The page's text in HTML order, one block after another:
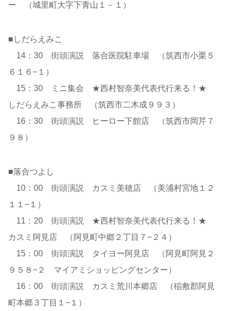
ー （城里町大字下青山１－１）
■しだらえみこ
14：30 街頭演説 落合医院駐車場 （筑西市小栗５
６１６−１）
15：30 ミニ集会 ★西村智奈美代表代行来る！★
しだらえみこ事務所 （筑西市二木成９９３）
16：30 街頭演説 ヒーロー下館店 （筑西市岡芹７
９８）
■落合つよし
10：00 街頭演説 カスミ美穂店 （美浦村宮地１２
１１−１）
11：20 街頭演説 ★西村智奈美代表代行来る！★
カスミ阿見店 （阿見町中郷２丁目７−２４）
15：00 街頭演説 タイヨー阿見店 （阿見町阿見２
９５８−２ マイアミショッピングセンター）
16：00 街頭演説 カスミ荒川本郷店 （稲敷郡阿見
町本郷３丁目１−１）